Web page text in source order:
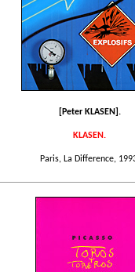
[Peter KLASEN].
KLASEN.
Paris, La Difference,